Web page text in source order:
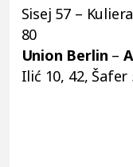
Sisej 57 –
80
Union Berlin –
Ilić 10, 42, Šafer